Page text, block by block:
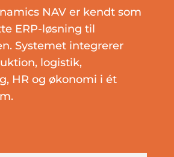
NAV er kendt som
ERP-løsning til
Systemet integrerer
logistik,
HR og økonomi i ét